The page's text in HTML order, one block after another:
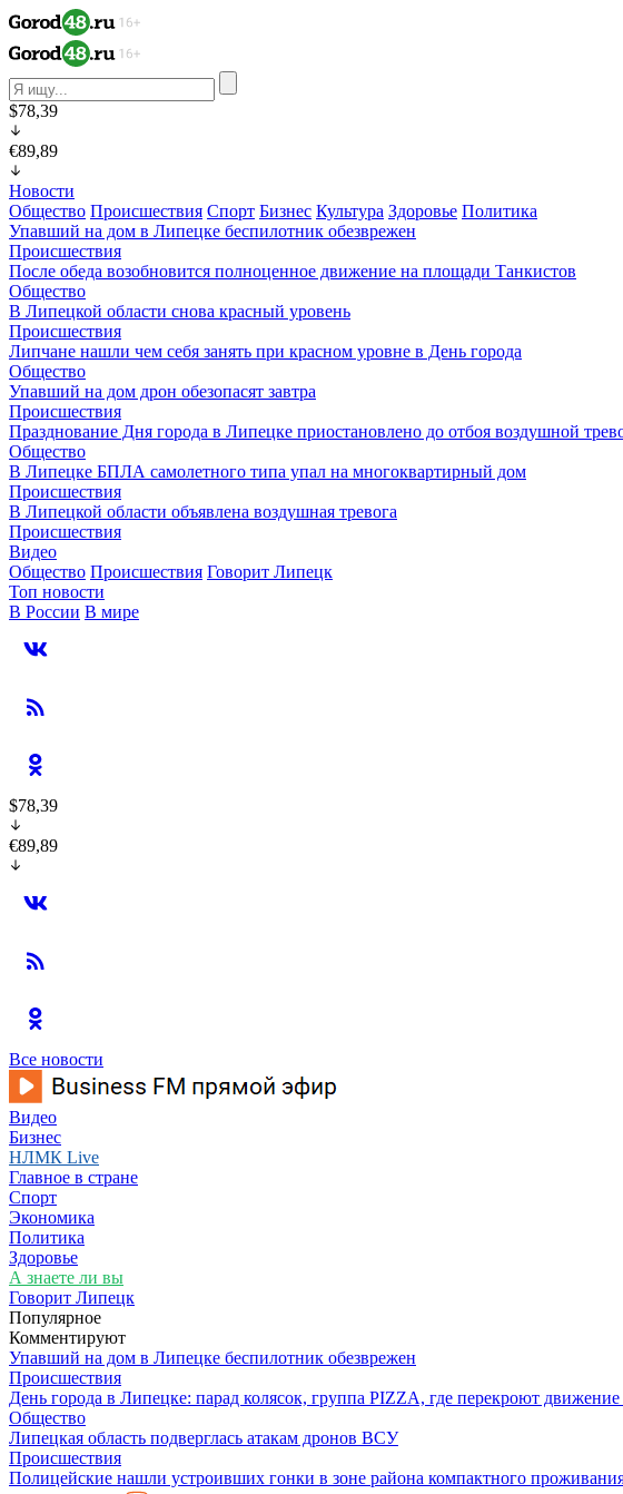
$78,39
€89,89
Новости
Общество Происшествия Спорт Бизнес Культура Здоровье Политика
Упавший на дом в Липецке беспилотник обезврежен
Происшествия
После обеда возобновится полноценное движение на площади Танкистов
Общество
В Липецкой области снова красный уровень
Происшествия
Липчане нашли чем себя занять при красном уровне в День города
Общество
Упавший на дом дрон обезопасят завтра
Происшествия
Празднование Дня города в Липецке приостановлено до отбоя воздушной
Общество
В Липецке БПЛА самолетного типа упал на многоквартирный дом
Происшествия
В Липецкой области объявлена воздушная тревога
Происшествия
Видео
Общество Происшествия Говорит Липецк
Топ новости
В России В мире
$78,39
€89,89
Все новости
Видео
Бизнес
НЛМК Live
Главное в стране
Спорт
Экономика
Политика
Здоровье
А знаете ли вы
Говорит Липецк
Популярное
Комментируют
Упавший на дом в Липецке беспилотник обезврежен
Происшествия
День города в Липецке: парад колясок, группа PIZZA, где перекроют движение
Общество
Липецкая область подверглась атакам дронов ВСУ
Происшествия
Полицейские нашли устроивших гонки в зоне района компактного